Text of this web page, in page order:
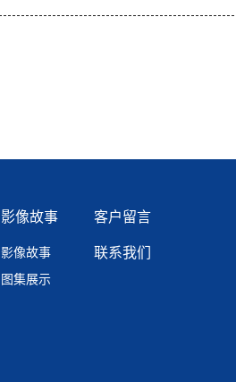
影像故事
影像故事
图集展示
客户留言
联系我们